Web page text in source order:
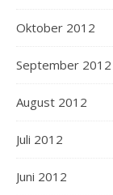
Oktober 2012
September 2012
August 2012
Juli 2012
Juni 2012